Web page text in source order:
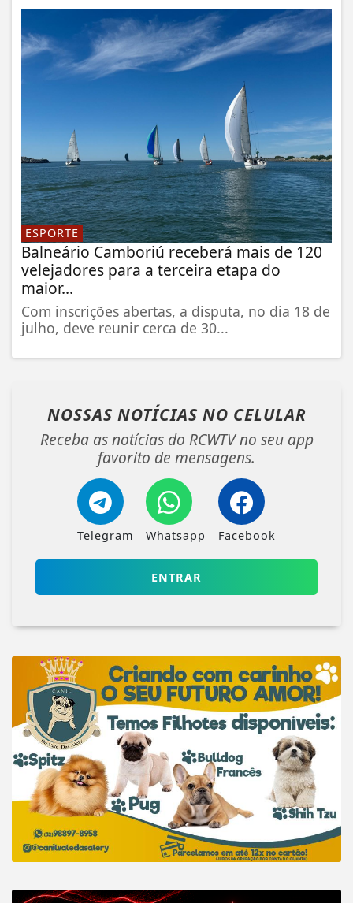
ESPORTE
Balneário Camboriú receberá mais de 120
velejadores para a terceira etapa do
maior...
Com inscrições abertas, a disputa, no dia 18 de
julho, deve reunir cerca de 30...
NOSSAS NOTÍCIAS NO CELULAR
Receba as notícias do RCWTV no seu app
favorito de mensagens.
Telegram Whatsapp Facebook
ENTRAR